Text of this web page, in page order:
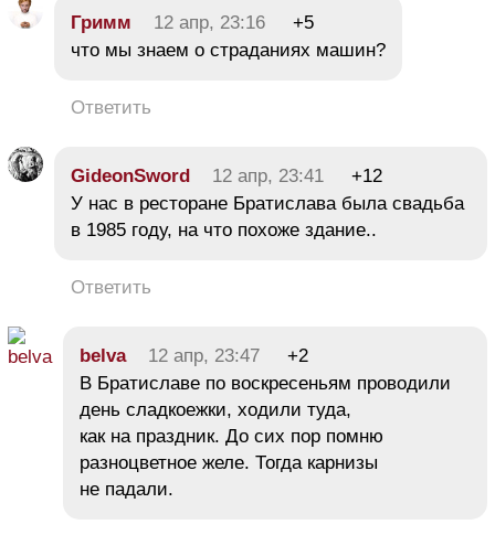
Гримм 12 апр, 23:16
+5
что мы знаем о страданиях машин?
Ответить
GideonSword 12 апр, 23:41
+12
У нас в ресторане Братислава была свадьба
в 1985 году, на что похоже здание..
Ответить
belva 12 апр, 23:47
+2
В Братиславе по воскресеньям проводили
день сладкоежки, ходили туда,
как на праздник. До сих пор помню
разноцветное желе. Тогда карнизы
не падали.